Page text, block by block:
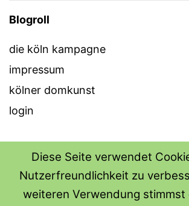
Blogroll
die köln kampagne
impressum
kölner domkunst
login
THE SHIRT SHOPS
Diese Seite verwendet
Nutzerfreundlichkeit zu
weiteren Verwendung stimmst